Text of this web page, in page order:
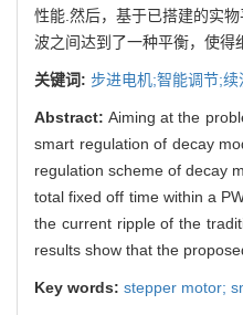
性能.然后，基于已搭建的实
波之间达到了一种平衡，使得
关键词: 步进电机;智能调节;
Abstract:Aiming at the
smart regulation of decay
regulation scheme of decay
total fixed off time within a
the current ripple of the
results show that the
Key words: stepper motor;